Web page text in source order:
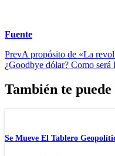
Fuente
PrevA propósito de «La
¿Goodbye dólar? Como será
También te
Se Mueve El Tablero